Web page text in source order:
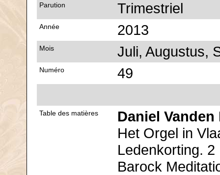
Parution Trimestriel
Année 2013
Mois Juli, Augustus,
Numéro 49
Table des matières
Daniel Vanden
Het Orgel in
Ledenkorting. 2
Barock